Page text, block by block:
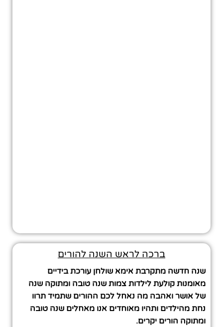
ברכה לראש השנה להורים
שנה חדשה מתקרבת אימא שולחן עורכת בידיים
מאומנות קולעת לילדות צמות שנה טובה ומתוקה שנה
של אושר ואהבה מה נאחל לכם ההורים שתמיד תרוו
נחת מהילדים ותהיו מאוחדים אנו מאחלים שנה טובה
ומתוקה הורים יקרים.